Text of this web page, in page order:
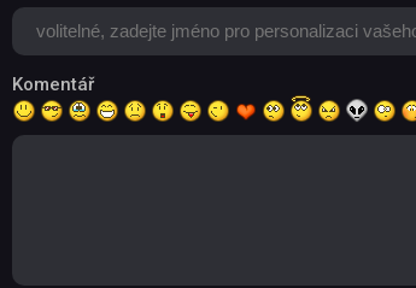
Komentář